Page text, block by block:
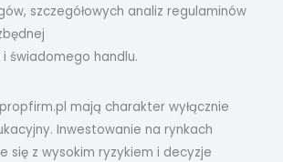
szczegółowych analiz regulaminów
świadomego handlu.
mają charakter wyłącznie
Inwestowanie na rynkach
się z wysokim ryzykiem i decyzje